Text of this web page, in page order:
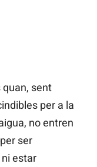
quan, sent
per a la
no entren
ser
estar